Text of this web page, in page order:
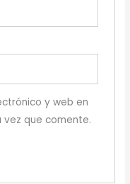
y web en
que comente.